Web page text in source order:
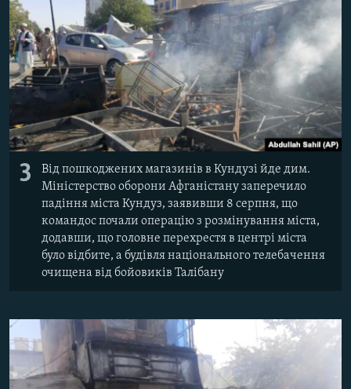
3
Від пошкоджених магазинів в Кундузі йде дим.
Міністерство оборони Афганістану заперечило
падіння міста Кундуз, заявивши 8 серпня, що
командос почали операцію з розмінування міста,
додавши, що головне перехрестя в центрі міста
було відбите, а будівля національного телебачення
очищена від бойовиків Талібану